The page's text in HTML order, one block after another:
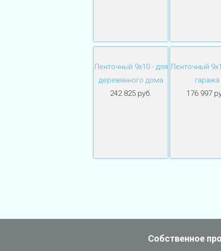
Ленточный 9х10 - для
деревянного дома
242 825 руб.
Ленточный
гаража
176 997
Собственное